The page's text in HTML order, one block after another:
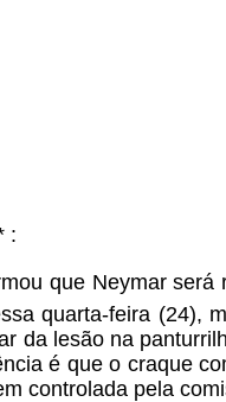
:
que Neymar será
quarta-feira (24),
da lesão na
é que o craque
controlada pela